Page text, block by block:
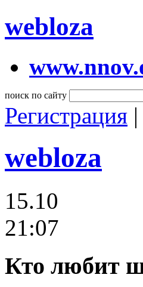
webloza
поиск по сайту
Регистрация |
webloza
15.10
21:07
Кто любит